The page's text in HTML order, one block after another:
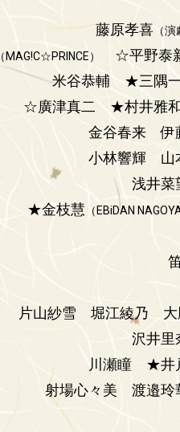
藤原孝喜 （
（MAG!C☆PRINCE） ☆平野泰
米谷恭輔 ★三隅
☆廣津真二 ★村井
金谷春来
小林響輝
浅井
★金枝慧 （EBiDAN
片山紗雪 堀江綾乃
沢井
川瀬瞳 ★
射場心々美 渡邉